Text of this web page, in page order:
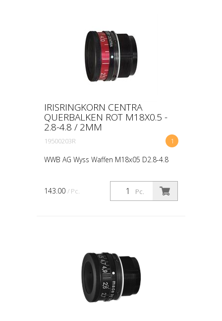
IRISRINGKORN CENTRA
QUERBALKEN ROT M18X0.5 -
2.8-4.8 / 2MM
1
19500203R
WWB AG Wyss Waffen M18x05 D2.8-4.8
Pc.
143.00 / Pc.